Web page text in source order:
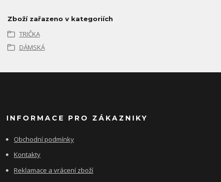
Zboží zařazeno v kategoriích
TRIČKA
DÁMSKÁ
INFORMACE PRO ZÁKAZNIKY
Obchodní podmínky
Kontakty
Reklamace a vrácení zboží